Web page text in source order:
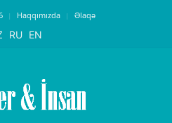
Haqqımızda Əlaqə
RU EN